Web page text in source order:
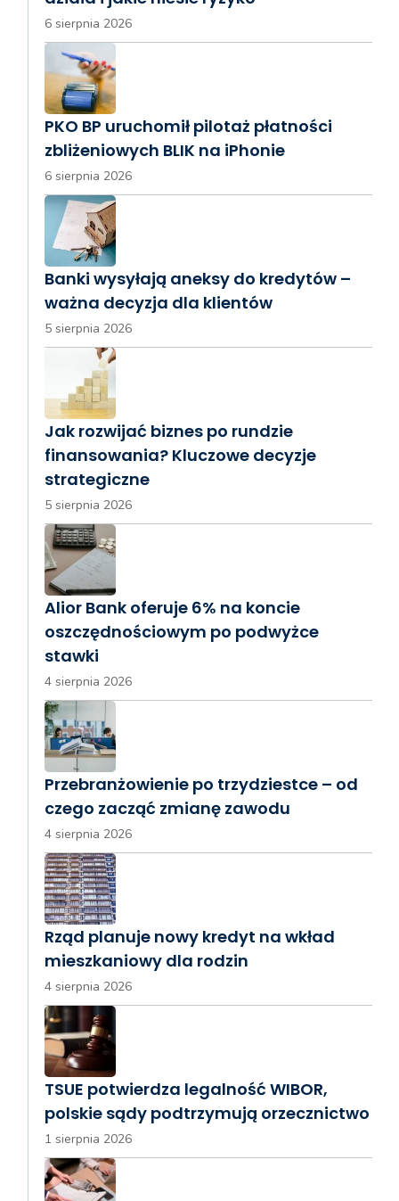
6 sierpnia 2026
PKO BP uruchomił pilotaż płatności
zbliżeniowych BLIK na iPhonie
6 sierpnia 2026
Banki wysyłają aneksy do kredytów –
ważna decyzja dla klientów
5 sierpnia 2026
Jak rozwijać biznes po rundzie
finansowania? Kluczowe decyzje
strategiczne
5 sierpnia 2026
Alior Bank oferuje 6% na koncie
oszczędnościowym po podwyżce
stawki
4 sierpnia 2026
Przebranżowienie po trzydziestce – od
czego zacząć zmianę zawodu
4 sierpnia 2026
Rząd planuje nowy kredyt na wkład
mieszkaniowy dla rodzin
4 sierpnia 2026
TSUE potwierdza legalność WIBOR,
polskie sądy podtrzymują orzecznictwo
1 sierpnia 2026